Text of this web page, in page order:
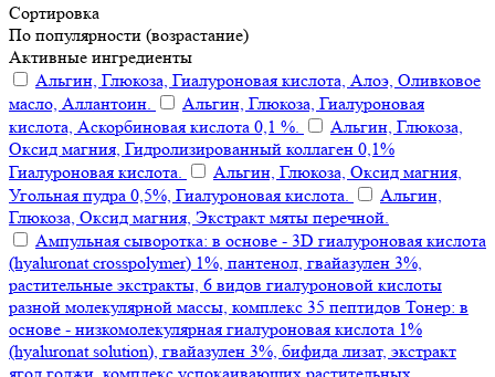
Сортировка
По популярности (возрастание)
Активные ингредиенты
Альгин, Глюкоза, Гиалуроновая кислота, Алоэ, Оливковое
масло, Аллантоин.
Альгин, Глюкоза, Гиалуроновая
кислота, Аскорбиновая кислота 0,1 %.
Альгин, Глюкоза,
Оксид магния, Гидролизированный коллаген 0,1%
Гиалуроновая кислота.
Альгин, Глюкоза, Оксид магния,
Угольная пудра 0,5%, Гиалуроновая кислота.
Альгин,
Глюкоза, Оксид магния, Экстракт мяты перечной.
Ампульная сыворотка: в основе - 3D гиалуроновая кислота
(hyaluronat crosspolymer) 1%, пантенол, гвайазулен 3%,
растительные экстракты, 6 видов гиалуроновой кислоты
разной молекулярной массы, комплекс 35 пептидов Тонер: в
основе - низкомолекулярная гиалуроновая кислота 1%
(hyaluronat solution), гвайазулен 3%, бифида лизат, экстракт
ягод годжи, комплекс успокаивающих растительных